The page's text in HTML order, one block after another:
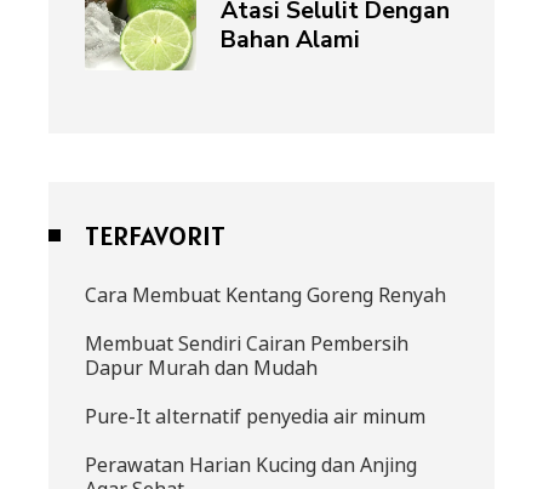
Atasi Selulit Dengan
Bahan Alami
TERFAVORIT
Cara Membuat Kentang Goreng Renyah
Membuat Sendiri Cairan Pembersih
Dapur Murah dan Mudah
Pure-It alternatif penyedia air minum
Perawatan Harian Kucing dan Anjing